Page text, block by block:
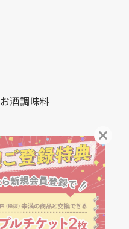
お酒調味料